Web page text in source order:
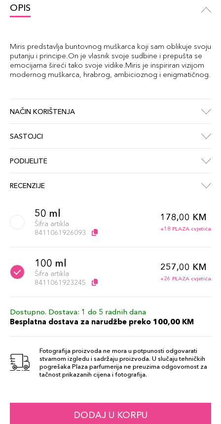
OPIS
Miris predstavlja buntovnog muškarca koji sam oblikuje svoju
putanju i principe.On je vlasnik svoje sudbine i prepušta se
emocijama šireći tako svoje vidike.Miris je inspiriran vizijom
modernog muškarca, hrabrog, ambicioznog i enigmatičnog.
NAČIN KORIŠTENJA
SASTOJCI
PODIJELITE
RECENZIJE
50 ml
Šifra artikla
8411061926093
178,00 KM
+18 PLAZA cvjetića
100 ml
Šifra artikla
8411061923245
257,00 KM
+26 PLAZA cvjetića
Dostupno. Dostava: 1 do 5 radnih dana
Besplatna dostava za narudžbe preko 100,00 KM
Fotografija proizvoda ne mora u potpunosti odgovarati
stvarnom izgledu i sadržaju proizvoda. U slučaju tehničkih
pogrešaka Plaza parfumerija ne preuzima odgovornost za
tačnost prikazanih cijena i fotografija.
DODAJ U KORPU